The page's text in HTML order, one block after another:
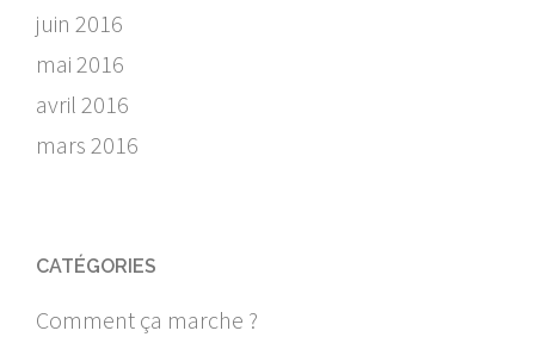
juin 2016
mai 2016
avril 2016
mars 2016
CATÉGORIES
Comment ça marche ?